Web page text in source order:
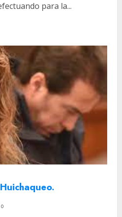
para la...
0